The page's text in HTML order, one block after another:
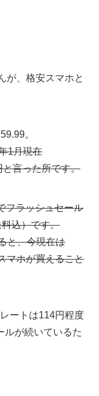
が、格安スマホと
。
1月現在
言った所です。
フラッシュセール
込）です。
と、今現在は
マホが買えること
ートは114円程度
ルが続いているた